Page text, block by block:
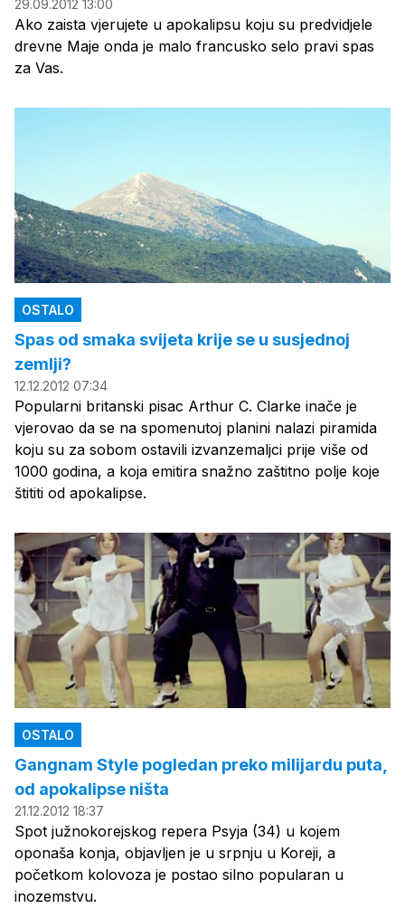
29.09.2012 13:00
Ako zaista vjerujete u apokalipsu koju su predvidjele
drevne Maje onda je malo francusko selo pravi spas
za Vas.
OSTALO
Spas od smaka svijeta krije se u susjednoj
zemlji?
12.12.2012 07:34
Popularni britanski pisac Arthur C. Clarke inače je
vjerovao da se na spomenutoj planini nalazi piramida
koju su za sobom ostavili izvanzemaljci prije više od
1000 godina, a koja emitira snažno zaštitno polje koje
štititi od apokalipse.
OSTALO
Gangnam Style pogledan preko milijardu puta,
od apokalipse ništa
21.12.2012 18:37
Spot južnokorejskog repera Psyja (34) u kojem
oponaša konja, objavljen je u srpnju u Koreji, a
početkom kolovoza je postao silno popularan u
inozemstvu.